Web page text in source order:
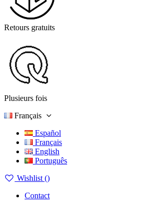
Retours gratuits
Plusieurs fois
Français
Español
Français
English
Português
Wishlist ()
Contact